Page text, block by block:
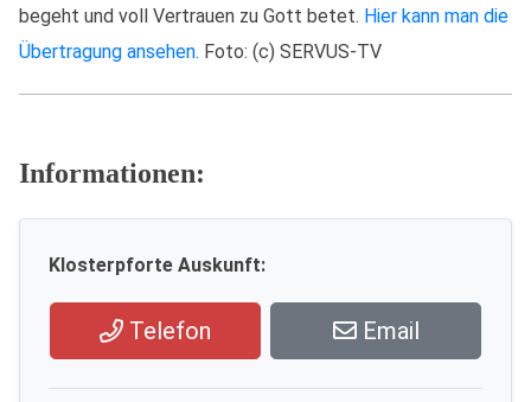
begeht und voll Vertrauen zu Gott betet. Hier kann man die
Übertragung ansehen. Foto: (c) SERVUS-TV
Informationen:
Klosterpforte Auskunft:
Telefon Email